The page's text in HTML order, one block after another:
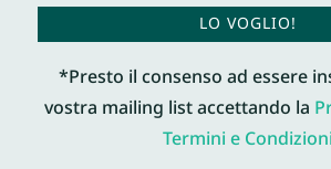
LO VOGLIO!
*Presto il consenso ad essere
vostra mailing list accettando la
Termini e Condizioni